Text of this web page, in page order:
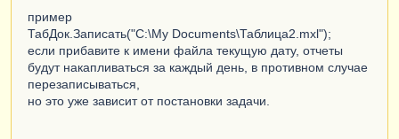
пример
ТабДок.Записать("C:\My Documents\Таблица2.mxl");
если прибавите к имени файла текущую дату, отчеты
будут накапливаться за каждый день, в противном случае
перезаписываться,
но это уже зависит от постановки задачи.